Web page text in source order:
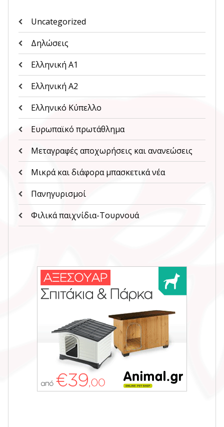
Uncategorized
Δηλώσεις
Ελληνική Α1
Ελληνική Α2
Ελληνικό Κύπελλο
Ευρωπαϊκό πρωτάθλημα
Μεταγραφές αποχωρήσεις και ανανεώσεις
Μικρά και διάφορα μπασκετικά νέα
Πανηγυρισμοί
Φιλικά παιχνίδια-Τουρνουά